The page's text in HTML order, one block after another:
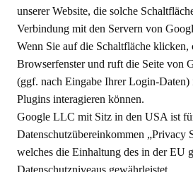
unserer Website, die solche
Verbindung mit den Servern von
Wenn Sie auf die Schaltfläche klicken,
Browserfenster und ruft die Seite von
(ggf. nach Eingabe Ihrer Login-Daten)
Plugins interagieren können.
Google LLC mit Sitz in den USA ist
Datenschutzübereinkommen „Privacy
welches die Einhaltung des in der EU
Datenschutzniveaus gewährleistet.